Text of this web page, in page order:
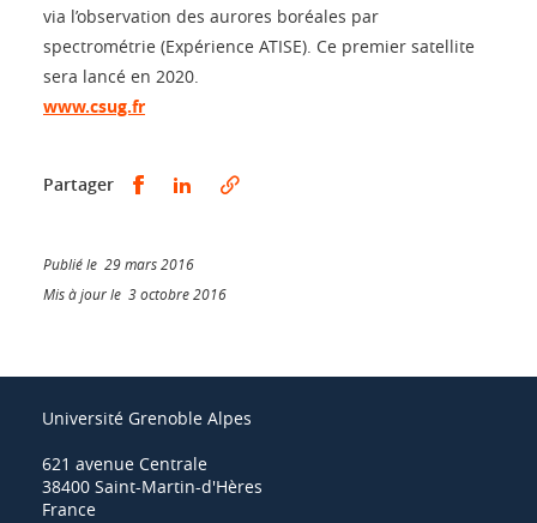
via l’observation des aurores boréales par
spectrométrie (Expérience ATISE). Ce premier satellite
sera lancé en 2020.
www.csug.fr
Partager Partager sur Facebook
Partager sur LinkedIn
Publié le 29 mars 2016
Mis à jour le 3 octobre 2016
Université Grenoble Alpes
621 avenue Centrale
38400 Saint-Martin-d'Hères
France